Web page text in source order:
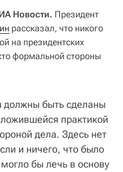
Новости. Президент
рассказал, что никого
на президентских
формальной стороны
быть сделаны
практикой
дела. Здесь нет
и ничего, что было
бы лечь в основу